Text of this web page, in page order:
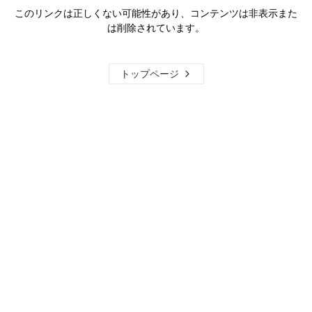
このリンクは正しくない可能性があり、コンテンツは非表示また
は削除されています。
トップページ